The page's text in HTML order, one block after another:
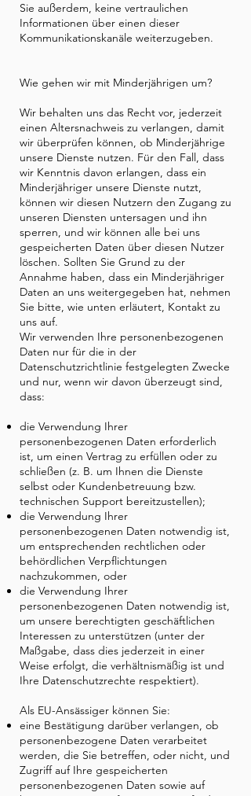
Sie außerdem, keine vertraulichen
Informationen über einen dieser
Kommunikationskanäle weiterzugeben.
Wie gehen wir mit Minderjährigen um?
Wir behalten uns das Recht vor, jederzeit
einen Altersnachweis zu verlangen, damit
wir überprüfen können, ob Minderjährige
unsere Dienste nutzen. Für den Fall, dass
wir Kenntnis davon erlangen, dass ein
Minderjähriger unsere Dienste nutzt,
können wir diesen Nutzern den Zugang zu
unseren Diensten untersagen und ihn
sperren, und wir können alle bei uns
gespeicherten Daten über diesen Nutzer
löschen. Sollten Sie Grund zu der
Annahme haben, dass ein Minderjähriger
Daten an uns weitergegeben hat, nehmen
Sie bitte, wie unten erläutert, Kontakt zu
uns auf.
Wir verwenden Ihre personenbezogenen
Daten nur für die in der
Datenschutzrichtlinie festgelegten Zwecke
und nur, wenn wir davon überzeugt sind,
dass:
die Verwendung Ihrer
personenbezogenen Daten erforderlich
ist, um einen Vertrag zu erfüllen oder zu
schließen (z. B. um Ihnen die Dienste
selbst oder Kundenbetreuung bzw.
technischen Support bereitzustellen);
die Verwendung Ihrer
personenbezogenen Daten notwendig ist,
um entsprechenden rechtlichen oder
behördlichen Verpflichtungen
nachzukommen, oder
die Verwendung Ihrer
personenbezogenen Daten notwendig ist,
um unsere berechtigten geschäftlichen
Interessen zu unterstützen (unter der
Maßgabe, dass dies jederzeit in einer
Weise erfolgt, die verhältnismäßig ist und
Ihre Datenschutzrechte respektiert).
Als EU-Ansässiger können Sie:
eine Bestätigung darüber verlangen, ob
personenbezogene Daten verarbeitet
werden, die Sie betreffen, oder nicht, und
Zugriff auf Ihre gespeicherten
personenbezogenen Daten sowie auf